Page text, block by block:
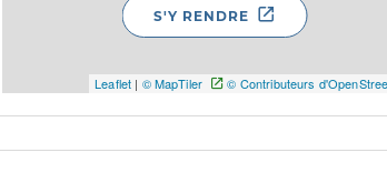
Leaflet | © MapTiler © Contributeurs
S'Y RENDRE